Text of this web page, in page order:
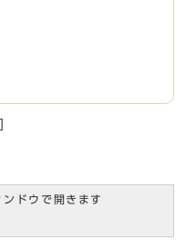
ドウで開きます